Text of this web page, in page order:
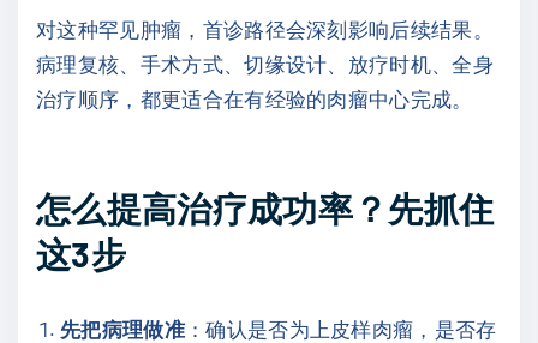
对这种罕见肿瘤，首诊路径会深刻影响后续结果。
病理复核、手术方式、切缘设计、放疗时机、全身
治疗顺序，都更适合在有经验的肉瘤中心完成。
怎么提高治疗成功率？先抓住
这3步
先把病理做准：确认是否为上皮样肉瘤，是否存